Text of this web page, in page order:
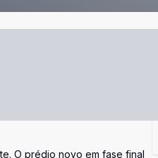
O prédio novo em fase final